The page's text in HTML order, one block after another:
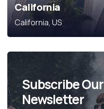
California
California, US
Subscribe Our
Newsletter